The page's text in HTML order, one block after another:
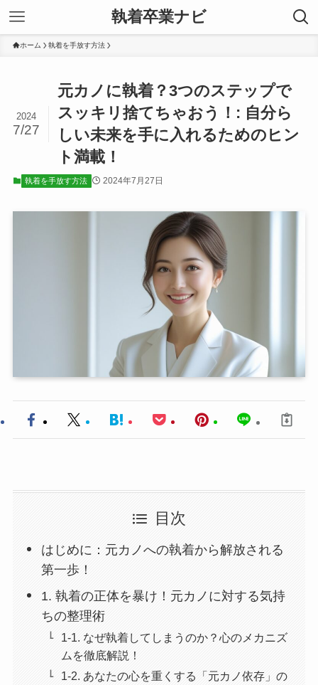
執着卒業ナビ
ホーム 執着を手放す方法
元カノに執着？3つのステップで
スッキリ捨てちゃおう！: 自分ら
しい未来を手に入れるためのヒン
ト満載！
2024
7/27
執着を手放す方法 2024年7月27日
目次
はじめに：元カノへの執着から解放される
第一歩！
1. 執着の正体を暴け！元カノに対する気持
ちの整理術
1-1. なぜ執着してしまうのか？心のメカニズ
ムを徹底解説！
1-2. あなたの心を重くする「元カノ依存」の